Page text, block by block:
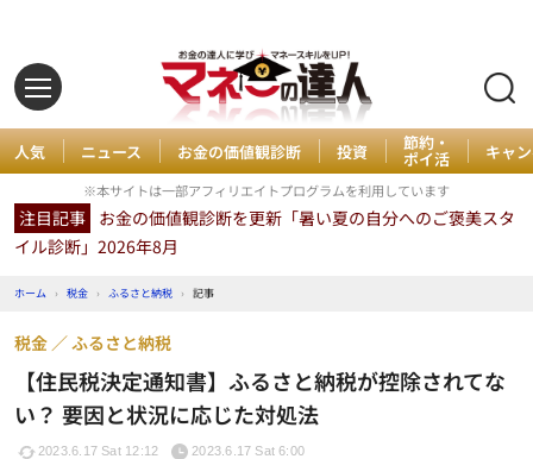
人気 ニュース お金の価値観診断 投資 節約・
ポイ活 キャ
※本サイトは一部アフィリエイトプログラムを利用しています
注目記事 お金の価値観診断を更新「暑い夏の自分へのご褒美スタ
イル診断」2026年8月
ホーム › 税金 › ふるさと納税 › 記事
【住民税決定通知書】ふるさと納税が控除されてな
い？ 要因と状況に応じた対処法
税金 ふるさと納税
2023.6.17 Sat 12:12 2023.6.17 Sat 6:00